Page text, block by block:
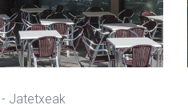
- Jatetxeak